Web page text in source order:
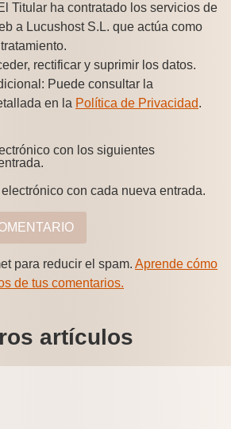
Titular ha contratado los servicios de
a Lucushost S.L. que actúa como
rectificar y suprimir los datos.
Puede consultar la
en la Política de Privacidad.
con los siguientes
con cada nueva entrada.
para reducir el spam. Aprende cómo
de tus comentarios.
artículos